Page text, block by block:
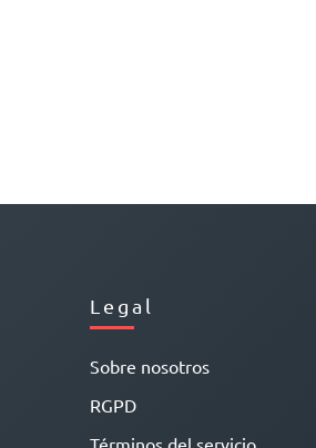
Legal
Sobre nosotros
RGPD
Términos del servicio